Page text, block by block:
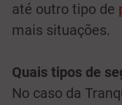
até outro tipo de
mais situações.
Quais tipos de
No caso da